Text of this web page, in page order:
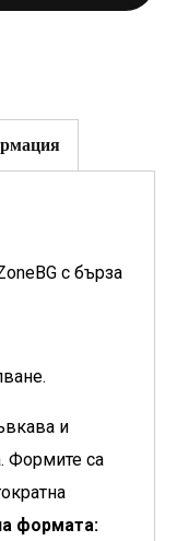
с бърза
и
Формите са
формата: